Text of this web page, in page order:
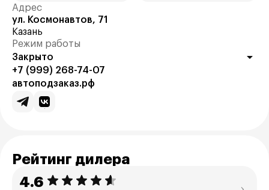
Адрес
ул. Космонавтов, 71
Казань
Режим работы
Закрыто
+7 (999) 268-74-07
автоподзаказ.рф
Рейтинг дилера
4.6